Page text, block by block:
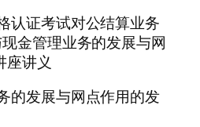
认证考试对公结算业务
金管理业务的发展与网
座讲义
的发展与网点作用的发